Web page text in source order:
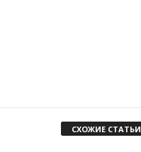
СХОЖИЕ СТАТЬИ